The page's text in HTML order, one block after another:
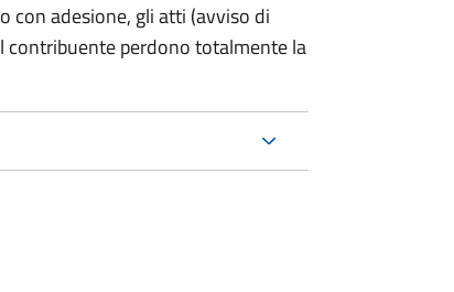
con adesione, gli atti (avviso di
perdono totalmente la